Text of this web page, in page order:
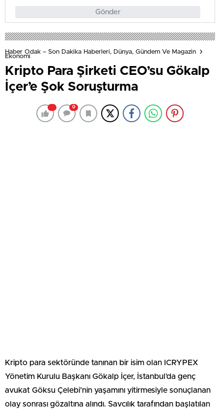
Gönder
Haber Odak – Son Dakika Haberleri, Dünya, Gündem Ve Magazin
Ekonomi
Kripto Para Şirketi CEO’su Gökalp
İçer’e Şok Soruşturma
0
Kripto para sektöründe tanınan bir isim olan ICRYPEX
Yönetim Kurulu Başkanı Gökalp İçer, İstanbul’da genç
avukat Göksu Çelebi’nin yaşamını yitirmesiyle sonuçlanan
olay sonrası gözaltına alındı. Savcılık tarafından başlatılan